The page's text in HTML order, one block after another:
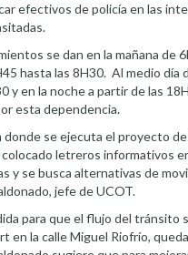
efectivos de policía en las
se dan en la mañana de
hasta las 8H30. Al medio día
y en la noche a partir de las
esta dependencia.
donde se ejecuta el proyecto
colocado letreros informativos
y se busca alternativas de
jefe de UCOT.
para que el flujo del tránsito
en la calle Miguel Riofrío,